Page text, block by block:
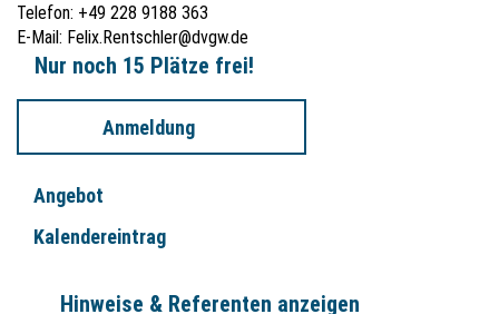
Telefon: +49 228 9188 363
E-Mail: Felix.Rentschler@dvgw.de
Nur noch 15 Plätze frei!
Anmeldung
Angebot
Kalendereintrag
Hinweise & Referenten anzeigen